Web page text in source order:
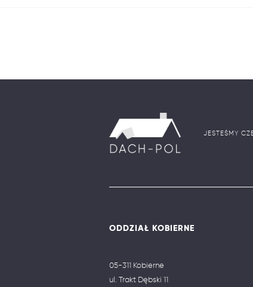
JESTEŚMY
ODDZIAŁ KOBIERNE
05-311 Kobierne
ul. Trakt Dębski 11